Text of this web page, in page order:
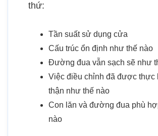
thứ:
Tần suất sử dụng cửa
Cấu trúc ổn định như thế nào
Đường đua vẫn sạch sẽ như
Việc điều chỉnh đã được thực
thận như thế nào
Con lăn và đường đua phù
nào